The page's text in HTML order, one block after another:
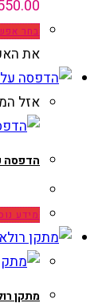
בחר
את
אזל
הדפסה
מידע
מתקן